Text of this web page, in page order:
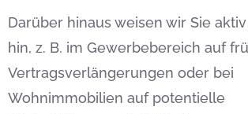
Darüber hinaus weisen wir Sie
hin, z. B. im Gewerbebereich auf
Vertragsverlängerungen oder bei
Wohnimmobilien auf potentielle